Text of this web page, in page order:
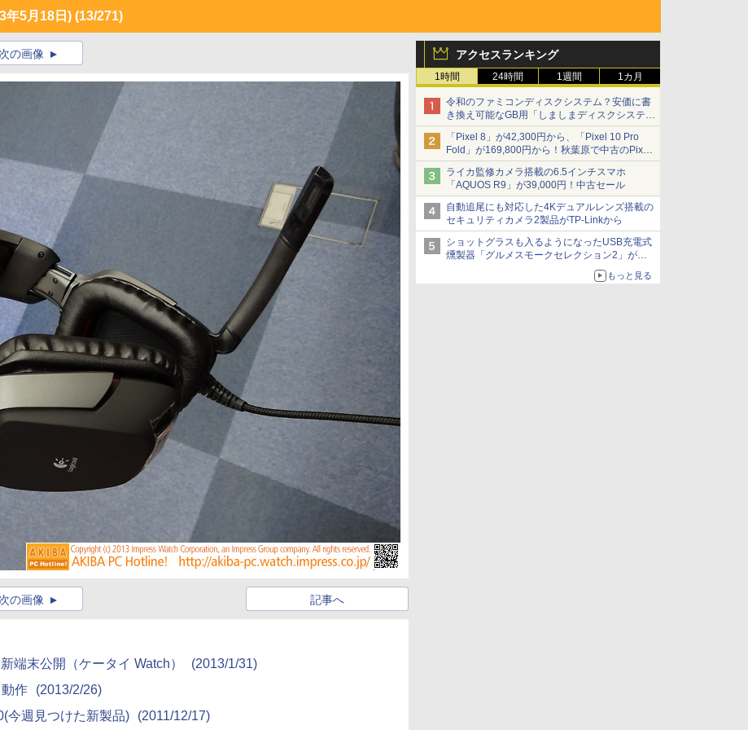
年5月18日) (13/271)
アクセスランキング
1時間 24時間 1週間 1カ月
令和のファミコンディスクシステム？安価に書
き換え可能なGB用「しましまディスクシステ
ム」
「Pixel 8」が42,300円から、「Pixel 10 Pro
Fold」が169,800円から！秋葉原で中古のPixel
シリーズがお買い得
ライカ監修カメラ搭載の6.5インチスマホ
「AQUOS R9」が39,000円！中古セール
自動追尾にも対応した4Kデュアルレンズ搭載の
セキュリティカメラ2製品がTP-Linkから
ショットグラスも入るようになったUSB充電式
燻製器「グルメスモークセレクション2」がサ
もっと見る
次の画像
記事へ
次の画像
端末公開（ケータイ Watch）
(2013/1/31)
作
(2013/2/26)
今週見つけた新製品)
(2011/12/17)